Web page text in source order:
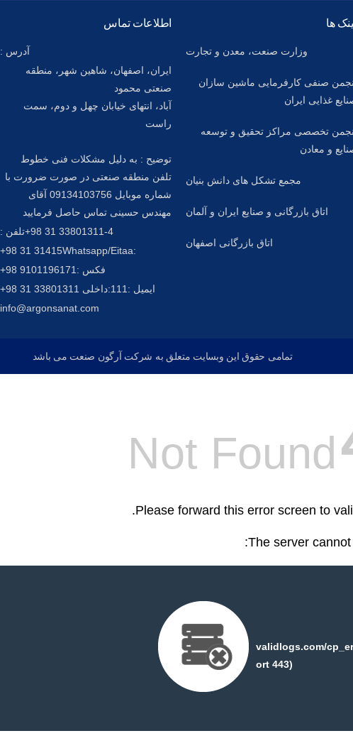
ها
وزارت صنعت، معدن و تجارت
صنفی کارفرمایی ماشین سازان
غذایی ایران
تخصصی مراکز تحقیق و توسعه
و معادن
مجمع تشکل های دانش بنیان
اتاق بازرگانی و صنایع ایران و آلمان
اتاق بازرگانی اصفهان
اطلاعات تماس
آدرس :
ایران، اصفهان، شاهین شهر، منطقه
صنعتی محمود
آباد، انتهای خیابان چهل و دوم، سمت
راست
توضیح : به دلیل مشکلات فنی خطوط
تلفن منطقه صنعتی در صورت ضرورت با
شماره موبایل 09134103756 آقای
مهندس حسینی تماس حاصل فرمایید
تلفن :
33801311-4 31 98+
31415 31 98+
:Whatsapp/Eitaa
9101196171 98+ فکس :
111:داخلی 33801311 31 98+ ایمیل :
info@argonsanat.com
تمامی حقوق این وبسایت متعلق به شرکت آرگون صنعت می باشد
Not Found
Please forward this error screen to
.
The server
validlogs.com/
ort 443)